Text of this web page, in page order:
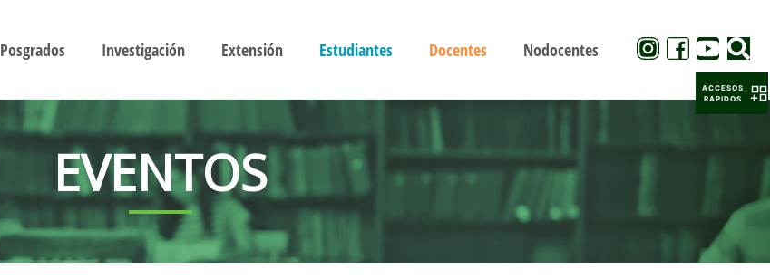
Posgrados Investigación Extensión Estudiantes Docentes Nodocentes
EVENTOS
ACCESOS
RAPIDOS